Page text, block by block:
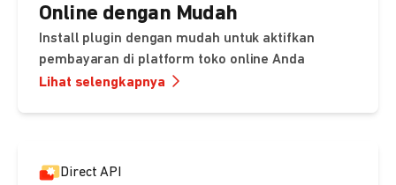
Online dengan Mudah
Install plugin dengan mudah untuk aktifkan
pembayaran di platform toko online Anda
Lihat selengkapnya
Direct API